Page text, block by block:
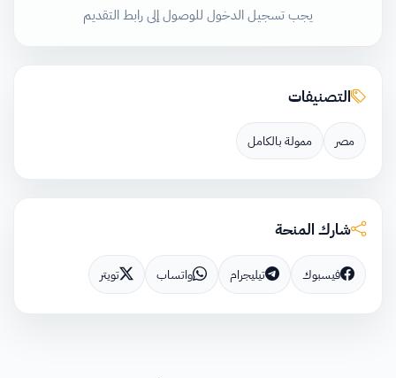
يجب تسجيل الدخول للوصول إلى رابط التقديم
التصنيفات
مصر ممولة بالكامل
شارك المنحة
فيسبوك تيليجرام واتساب تويتر